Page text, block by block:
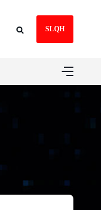
SLQH